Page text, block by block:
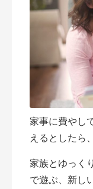
家事に費やし
えるとしたら
家族とゆっく
で遊ぶ、新し